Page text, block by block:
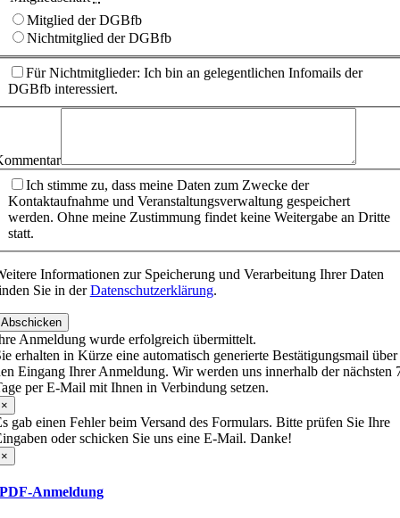
Mitglied der DGBfb
Nichtmitglied der DGBfb
Für Nichtmitglieder: Ich bin an gelegentlichen Infomails der
DGBfb interessiert.
Ich stimme zu, dass meine Daten zum Zwecke der
Kontaktaufnahme und Veranstaltungsverwaltung gespeichert
werden. Ohne meine Zustimmung findet keine Weitergabe an Dritte
statt.
Informationen zur Speicherung und Verarbeitung Ihrer Daten
Sie in derDatenschutzerklärung.
Abschicken
Anmeldung wurde erfolgreich übermittelt.
erhalten in Kürze eine automatisch generierte Bestätigungsmail über
Eingang Ihrer Anmeldung. Wir werden uns innerhalb der nächsten
per E-Mail mit Ihnen in Verbindung setzen.
×
gab einen Fehler beim Versand des Formulars. Bitte prüfen Sie Ihre
oder schicken Sie uns eine E-Mail. Danke!
×
PDF-Anmeldung